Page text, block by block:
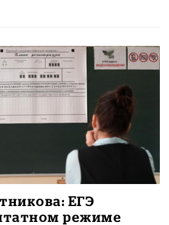
ЕГЭ
режиме